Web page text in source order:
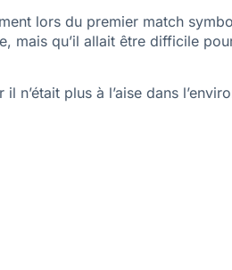
lors du premier match
qu’il allait être difficile
plus à l’aise dans